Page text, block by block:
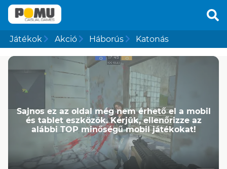
Játékok Akció Háborús Katonás
Sajnos ez az oldal még nem érhető el a mobil
és tablet eszközök. Kérjük, ellenőrizze az
alábbi TOP minőségű mobil játékokat!